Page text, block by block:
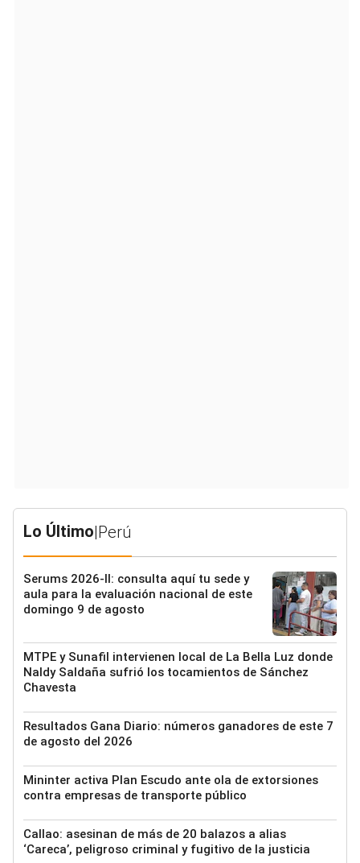
Lo Último|Perú
Serums 2026-II: consulta aquí tu sede y
aula para la evaluación nacional de este
domingo 9 de agosto
MTPE y Sunafil intervienen local de La Bella Luz donde
Naldy Saldaña sufrió los tocamientos de Sánchez
Chavesta
Resultados Gana Diario: números ganadores de este 7
de agosto del 2026
Mininter activa Plan Escudo ante ola de extorsiones
contra empresas de transporte público
Callao: asesinan de más de 20 balazos a alias
‘Careca’, peligroso criminal y fugitivo de la justicia